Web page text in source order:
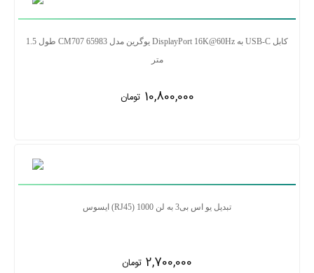
کابل USB-C به DisplayPort 16K@60Hz یوگرین مدل CM707 65983 طول 1.5
متر
10,800,000 تومان
تبدیل یو اس بی3 به لن RJ45) 1000) ایسوس
2,700,000 تومان